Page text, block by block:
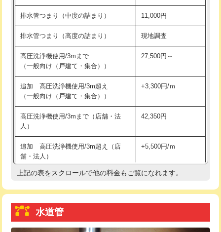
持込商品取付（浄水器・分岐水栓） 16,500円
給水管工事※（ホール加工) 16,500円
給水管工事※（バンド止め) 3,300円
給水管工事※（支持金具設置)
給水管工事※（保温材使用（バンド止
め込み）)
5,500円
給水管工事※（土の掘削・埋め戻し作
業)
11,000円
給水管工事※（塩ビ管（VP・HI）使
用/3ｍまで)
33,000円
給水管工事※（塩ビ管（VP・HI）使
+8,800円
給水管工事※（ライニング鋼管・銅
管・ポリ管・HT管使用/3ｍまで)
排水管つまり（中度の詰まり） 11,000円
排水管つまり（高度の詰まり） 現地調査
高圧洗浄機使用/3mまで
（一般向け（戸建て・集合））
27,500円～
追加 高圧洗浄機使用/3m超え
（一般向け（戸建て・集合））
+3,300円/ｍ
高圧洗浄機使用/3mまで（店舗・法
人）
42,350円
追加 高圧洗浄機使用/3m超え（店
舗・法人）
+5,500円/ｍ
高度高圧洗浄換 現地調査
トーラー機使用/3mまで
上記の表をスクロールで他の料金もご覧になれます。
水道管